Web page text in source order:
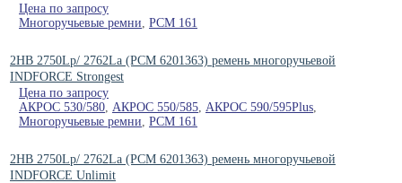
Цена по запросу
Многоручьевые ремни РСМ 161
2HB 2750Lp/ 2762La (PCM 6201363) ремень многоручьевой
INDFORCE Strongest
Цена по запросу
АКРОС 530/580 АКРОС 550/585 АКРОС 590/595Plus
Многоручьевые ремни РСМ 161
2HB 2750Lp/ 2762La (PCM 6201363) ремень многоручьевой
INDFORCE Unlimit